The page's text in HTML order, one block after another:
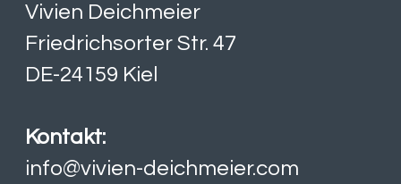
Vivien Deichmeier
Friedrichsorter Str. 47
DE-24159 Kiel
Kontakt:
info@vivien-deichmeier.com